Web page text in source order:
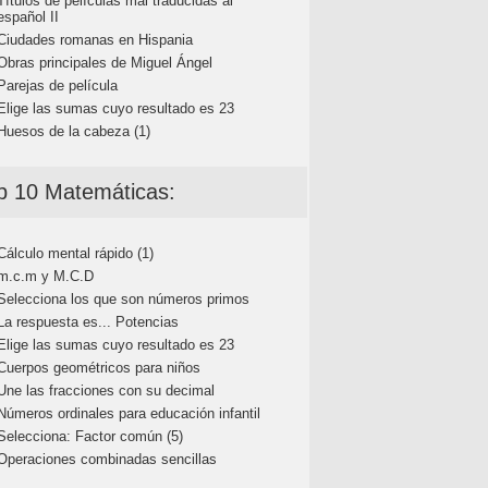
II
romanas en Hispania
principales de Miguel Ángel
de película
las sumas cuyo resultado es 23
de la cabeza (1)
10 Matemáticas:
mental rápido (1)
y M.C.D
los que son números primos
respuesta es... Potencias
las sumas cuyo resultado es 23
geométricos para niños
las fracciones con su decimal
ordinales para educación infantil
Factor común (5)
combinadas sencillas